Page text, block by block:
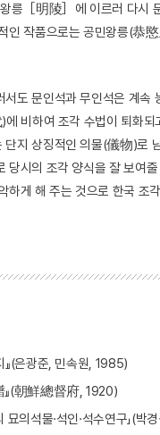
릉［明陵］에 이르러 다시
인 작품으로는 공민왕릉(恭
서도 문인석과 무인석은 계속
비하여 조각 수법이 퇴화되
단지 상징적인 의물(儀物)로
당시의 조각 양식을 잘 보여
하게 해 주는 것으로 한국 조
』(은광준, 민속원, 1985)
(朝鮮總督府, 1920)
의석물·석인·석수연구」(박경